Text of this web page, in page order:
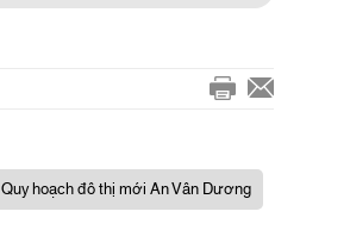
Quy hoạch đô thị mới An Vân Dương